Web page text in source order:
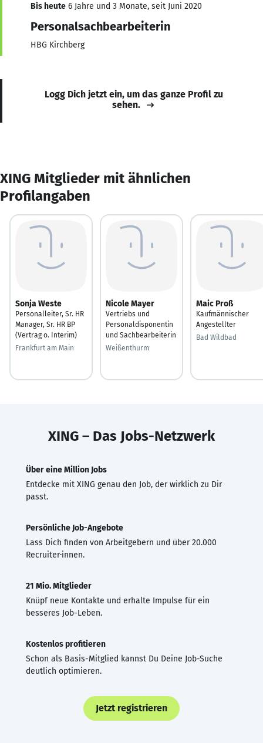
Bis heute 6 Jahre und 3 Monate, seit Juni 2020
Personalsachbearbeiterin
HBG Kirchberg
Logg Dich jetzt ein, um das ganze Profil zu
sehen.
XING Mitglieder mit ähnlichen
Profilangaben
Sonja Weste
Personalleiter, Sr. HR
Manager, Sr. HR BP
(Vertrag o. Interim)
Frankfurt am Main
Nicole Mayer
Vertriebs und
Personaldisponentin
und Sachbearbeiterin
Weißenthurm
Maic Proß
Kaufmännischer
Angestellter
Bad Wildbad
XING – Das Jobs-Netzwerk
Über eine Million Jobs
Entdecke mit XING genau den Job, der wirklich zu Dir
passt.
Persönliche Job-Angebote
Lass Dich finden von Arbeitgebern und über 20.000
Recruiter·innen.
21 Mio. Mitglieder
Knüpf neue Kontakte und erhalte Impulse für ein
besseres Job-Leben.
Kostenlos profitieren
Schon als Basis-Mitglied kannst Du Deine Job-Suche
deutlich optimieren.
Jetzt registrieren